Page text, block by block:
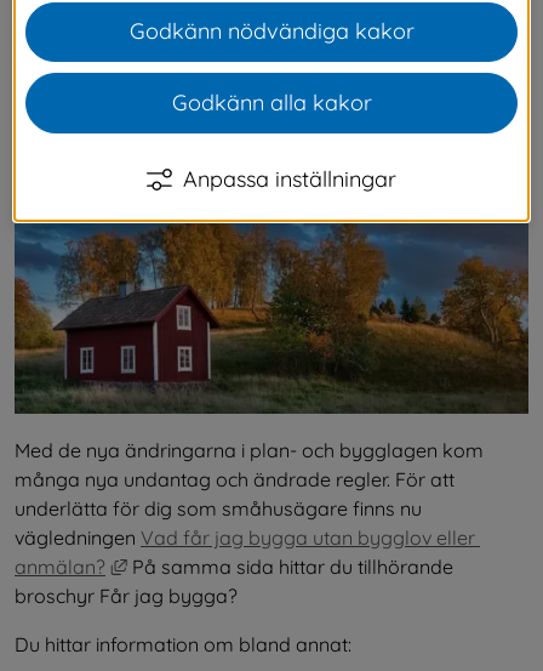
de kan göra utan att anmäla eller söka
bygglov. Utöver vägledningen kan du ladda
ner en broschyr som heter Får jag bygga?
Med de nya ändringarna i plan- och bygglagen kom
många nya undantag och ändrade regler. För att
underlätta för dig som småhusägare finns nu
vägledningen Vad får jag bygga utan bygglov eller
anmälan?
Länk till annan webbplats, öppnas i nytt
På samma sida hittar du tillhörande
broschyr Får jag bygga?
Du hittar information om bland annat:
Godkänn nödvändiga kakor
Godkänn alla kakor
Anpassa inställningar